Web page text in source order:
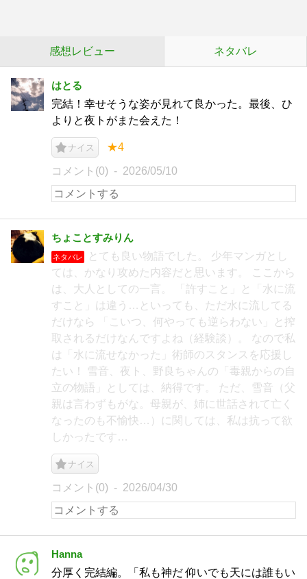
感想レビュー ネタバレ
はとる
完結！幸せそうな姿が見れて良かった。最後、ひ
よりと夜トがまた会えた！
ナイス ★4
コメント(0) 2026/05/10
ちょことすみりん
ネタバレ
とても良い物語でした。 少年マンガとし
ては、かなり攻めた内容だと思います。 ここから
は、大人としての一言。 「許すこと」と「水に流
すこと」は違う…といっても、ただ水に流してる
だけなら 「こいつ、何やっても逆らわない」と搾
取されるだけなんですよね（経験談）。 なので私
は「水に流せなかった」術師のスタンスを応援し
たい！ 雪音、夜ト、野良ちゃんの「毒親からの自
立の物語」としては、納得です。 ただ、雪音（父
親は言わずもがな。母親が、姉に世話されて亡く
なったのも不愉快…）に関しては、私は抗って欲
しかったです…
ナイス
コメント(0) 2026/04/30
Hanna
分厚く完結編。「私も神だ 仰いでも天には誰もい